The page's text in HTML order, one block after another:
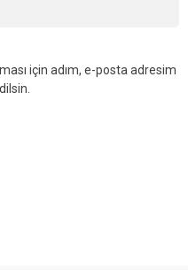
için adım, e-posta adresim